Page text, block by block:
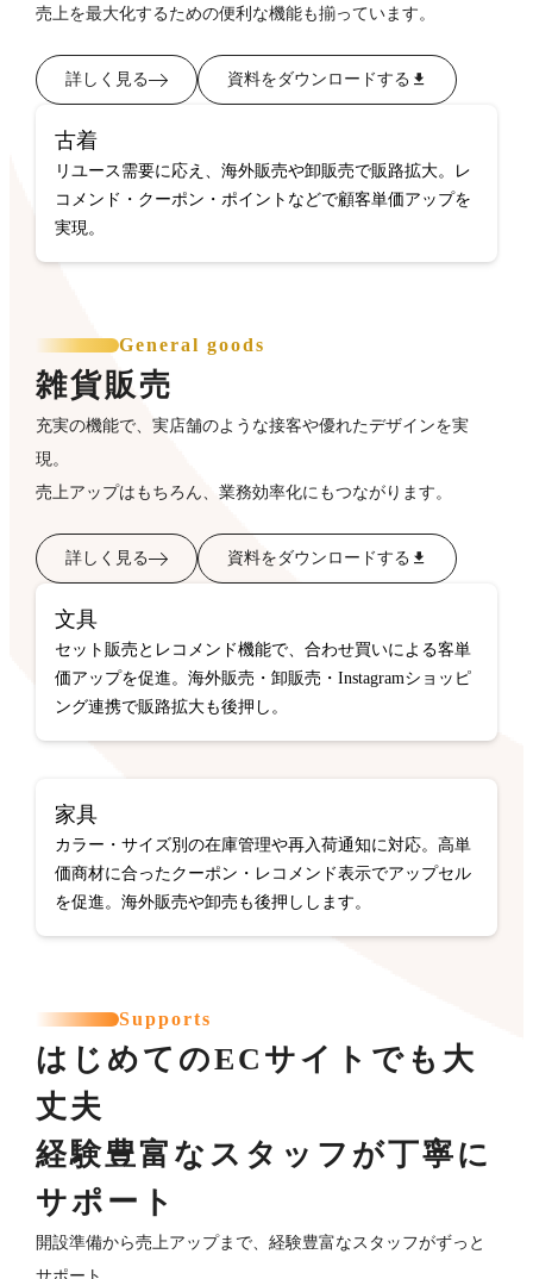
売上を最大化するための便利な機能も揃っています。
詳しく見る 資料をダウンロードする
古着
リユース需要に応え、海外販売や卸販売で販路拡大。レ
コメンド・クーポン・ポイントなどで顧客単価アップを
実現。
General goods
雑貨販売
充実の機能で、実店舗のような接客や優れたデザインを実
現。
売上アップはもちろん、業務効率化にもつながります。
詳しく見る 資料をダウンロードする
文具
セット販売とレコメンド機能で、合わせ買いによる客単
価アップを促進。海外販売・卸販売・Instagramショッピ
ング連携で販路拡大も後押し。
家具
カラー・サイズ別の在庫管理や再入荷通知に対応。高単
価商材に合ったクーポン・レコメンド表示でアップセル
を促進。海外販売や卸売も後押しします。
Supports
はじめてのECサイトでも大
丈夫
経験豊富なスタッフが丁寧に
サポート
開設準備から売上アップまで、経験豊富なスタッフがずっと